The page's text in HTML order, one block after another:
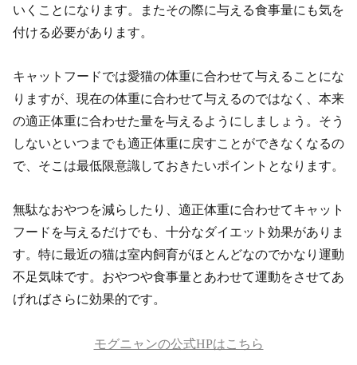
いくことになります。またその際に与える食事量にも気を
付ける必要があります。
キャットフードでは愛猫の体重に合わせて与えることにな
りますが、現在の体重に合わせて与えるのではなく、本来
の適正体重に合わせた量を与えるようにしましょう。そう
しないといつまでも適正体重に戻すことができなくなるの
で、そこは最低限意識しておきたいポイントとなります。
無駄なおやつを減らしたり、適正体重に合わせてキャット
フードを与えるだけでも、十分なダイエット効果がありま
す。特に最近の猫は室内飼育がほとんどなのでかなり運動
不足気味です。おやつや食事量とあわせて運動をさせてあ
げればさらに効果的です。
モグニャンの公式HPはこちら